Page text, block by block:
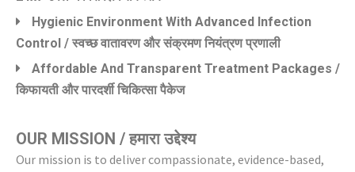
Hygienic Environment With Advanced Infection
Control / स्वच्छ वातावरण और संक्रमण नियंत्रण प्रणाली
Affordable And Transparent Treatment Packages /
किफायती और पारदर्शी चिकित्सा पैकेज
OUR MISSION / हमारा उद्देश्य
Our mission is to deliver compassionate, evidence-based,